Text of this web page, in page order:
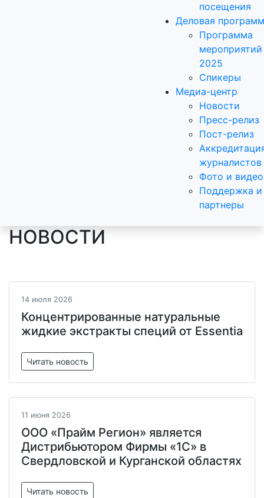
посещения
Деловая
Программа
мероприятий
2025
Спикеры
Медиа-центр
Новости
Пресс-релиз
Пост-релиз
журналистов
Фото и видео
Поддержка и
партнеры
НОВОСТИ
14 июля 2026
Концентрированные натуральные
жидкие экстракты специй от Essentia
Читать новость
11 июня 2026
ООО «Прайм Регион» является
Дистрибьютором Фирмы «1С» в
Свердловской и Курганской областях
Читать новость